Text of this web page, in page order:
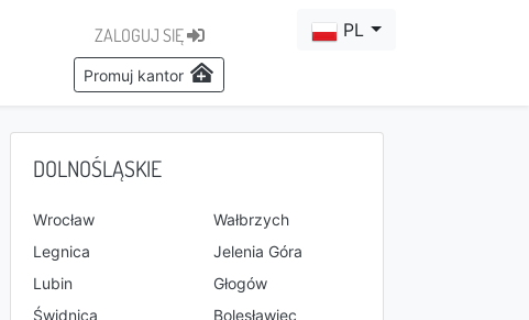
ZALOGUJ SIĘ
Promuj kantor
PL
DOLNOŚLĄSKIE
Wrocław
Wałbrzych
Legnica
Jelenia Góra
Lubin
Głogów
Świdnica
Bolesławiec